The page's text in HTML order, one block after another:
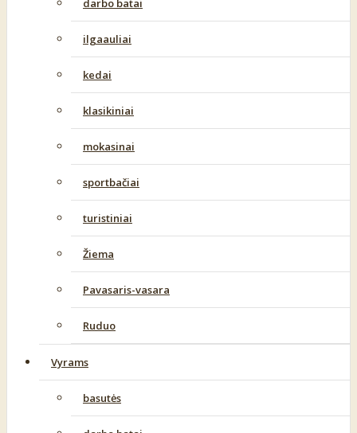
darbo batai
ilgaauliai
kedai
klasikiniai
mokasinai
sportbačiai
turistiniai
Žiema
Pavasaris-vasara
Ruduo
Vyrams
basutės